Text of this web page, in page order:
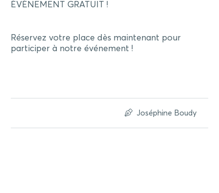
ÉVÉNEMENT GRATUIT !
Réservez votre place dès maintenant pour
participer à notre événement !
Joséphine Boudy